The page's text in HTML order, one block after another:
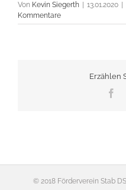
Von Kevin Siegerth 13.01.2020
Kommentare
Erzählen
© 2018 Förderverein Stab